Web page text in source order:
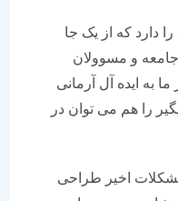
که از یک جا
و مسوولان
آل آرمانی
هم می توان در
اخیر طراحی